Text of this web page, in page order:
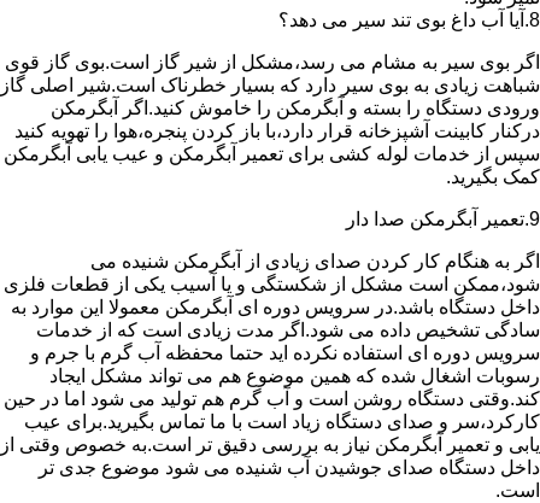
8.آیا آب داغ بوی تند سیر می دهد؟
اگر بوی سیر به مشام می رسد،مشکل از شیر گاز است.بوی گاز قوی
شباهت زیادی به بوی سیر دارد که بسیار خطرناک است.شیر اصلی گاز
ورودی دستگاه را بسته و آبگرمکن را خاموش کنید.اگر آبگرمکن
درکنار کابینت آشپزخانه قرار دارد،با باز کردن پنجره،هوا را تهویه کنید
سپس از خدمات لوله کشی برای تعمیر آبگرمکن و عیب یابی آبگرمکن
کمک بگیرید.
9.تعمیر آبگرمکن صدا دار
اگر به هنگام کار کردن صدای زیادی از آبگرمکن شنیده می
شود،ممکن است مشکل از شکستگی و یا آسیب یکی از قطعات فلزی
داخل دستگاه باشد.در سرویس دوره ای آبگرمکن معمولا این موارد به
سادگی تشخیص داده می شود.اگر مدت زیادی است که از خدمات
سرویس دوره ای استفاده نکرده اید حتما محفظه آب گرم با جرم و
رسوبات اشغال شده که همین موضوع هم می تواند مشکل ایجاد
کند.وقتی دستگاه روشن است و آب گرم هم تولید می شود اما در حین
کارکرد،سر و صدای دستگاه زیاد است با ما تماس بگیرید.برای عیب
یابی و تعمیر آبگرمکن نیاز به بررسی دقیق تر است.به خصوص وقتی از
داخل دستگاه صدای جوشیدن آب شنیده می شود موضوع جدی تر
است.